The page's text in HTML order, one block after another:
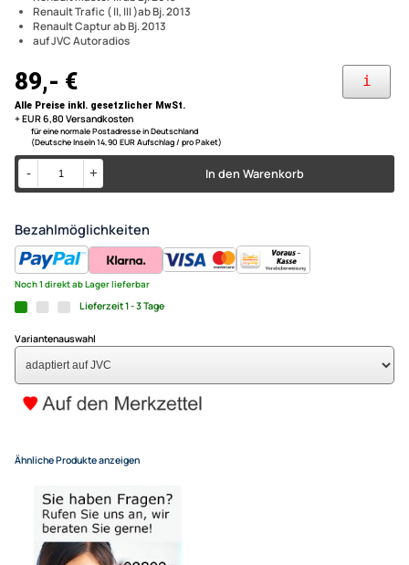
ACV
kompatibel mit Renault
2013 adaptiert auf JVC
Renault Master III ab Bj. 2013
Renault Trafic ( II, III )ab Bj. 2013
Renault Captur ab Bj. 2013
auf JVC Autoradios
5.0 (1) | Produkt bewerten
89,- €
Alle Preise inkl. gesetzlicher MwSt.
+ EUR 6,80 Versandkosten
(Deutsche Inseln 14,90 EUR Aufschlag / pro Paket)
- +
Noch 1 direkt ab Lager lieferbar
Lieferzeit 1 - 3 Tage